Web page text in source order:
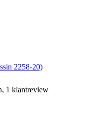
2258-20)
1 klantreview